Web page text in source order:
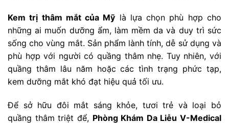
Kem trị thâm mắt của Mỹ là lựa chọn phù hợp cho
những ai muốn dưỡng ẩm, làm mềm da và duy trì sức
sống cho vùng mắt. Sản phẩm lành tính, dễ sử dụng và
phù hợp với người có quầng thâm nhẹ. Tuy nhiên, với
quầng thâm lâu năm hoặc các tình trạng phức tạp,
kem dưỡng mắt khó đạt hiệu quả tối ưu.
Để sở hữu đôi mắt sáng khỏe, tươi trẻ và loại bỏ
quầng thâm triệt để, Phòng Khám Da Liễu V-Medical